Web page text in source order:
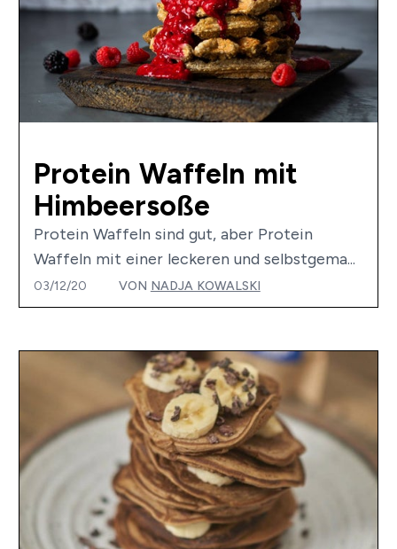
Protein Waffeln mit
Himbeersoße
Protein Waffeln sind gut, aber Protein
Waffeln mit einer leckeren und selbstgema...
03/12/20 VON NADJA KOWALSKI